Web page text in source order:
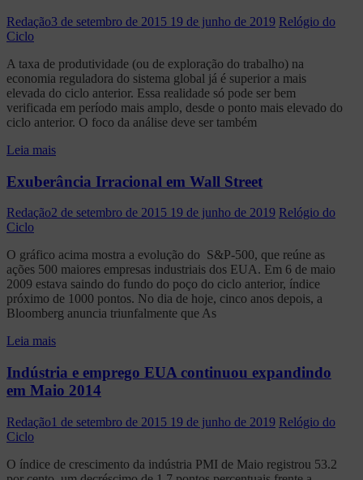
Redação3 de setembro de 2015 19 de junho de 2019 Relógio do
Ciclo
A taxa de produtividade (ou de exploração do trabalho) na
economia reguladora do sistema global já é superior a mais
elevada do ciclo anterior. Essa realidade só pode ser bem
verificada em período mais amplo, desde o ponto mais elevado do
ciclo anterior. O foco da análise deve ser também
Leia mais
Exuberância Irracional em Wall Street
Redação2 de setembro de 2015 19 de junho de 2019 Relógio do
Ciclo
O gráfico acima mostra a evolução do S&P-500, que reúne as
ações 500 maiores empresas industriais dos EUA. Em 6 de maio
2009 estava saindo do fundo do poço do ciclo anterior, índice
próximo de 1000 pontos. No dia de hoje, cinco anos depois, a
Bloomberg anuncia triunfalmente que As
Leia mais
Indústria e emprego EUA continuou expandindo
em Maio 2014
Redação1 de setembro de 2015 19 de junho de 2019 Relógio do
Ciclo
O índice de crescimento da indústria PMI de Maio registrou 53.2